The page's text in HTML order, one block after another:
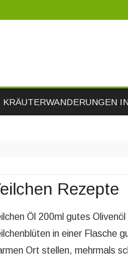
KRÄUTERWANDERUNGEN
Rezepte
Öl 200ml gutes
in einer Flasche
Ort stellen, mehrmals